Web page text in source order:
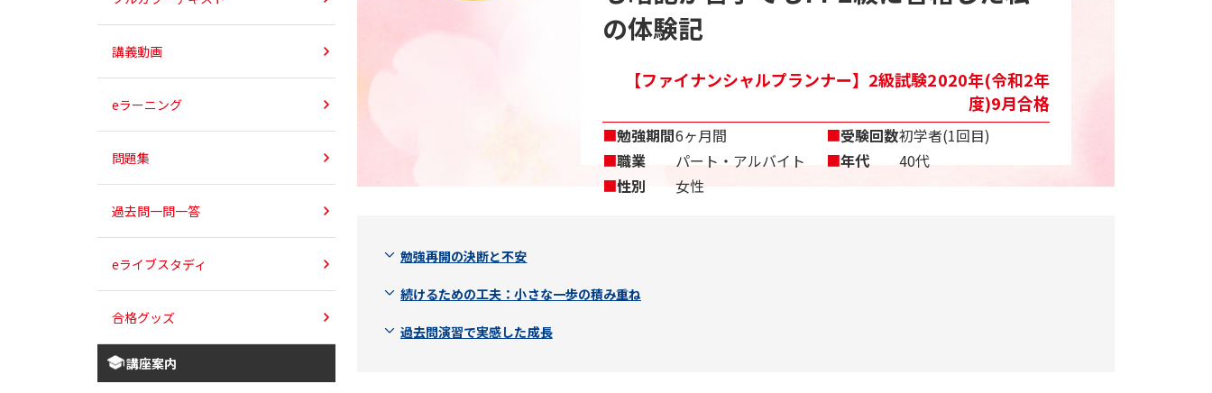
の体験記
【ファイナンシャルプランナー】2級試験2020年(令和2年
度)9月合格
■勉強期間6ヶ月間
■職業
パート・アルバイト
■性別 女性
■受験回数初学者(1回目)
■年代 40代
勉強再開の決断と不安
続けるための工夫：小さな一歩の積み重ね
過去問演習で実感した成長
講義動画
eラーニング
問題集
過去問一問一答
eライブスタディ
合格グッズ
講座案内